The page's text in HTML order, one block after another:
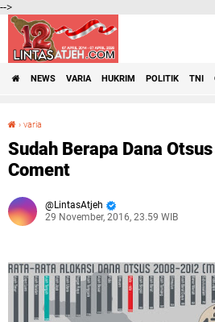
-->
NEWS VARIA HUKRIM POLITIK TNI
› varia
Sudah Berapa Dana
Coment
LintasAtjeh
29 November, 2016, 23.59 WIB